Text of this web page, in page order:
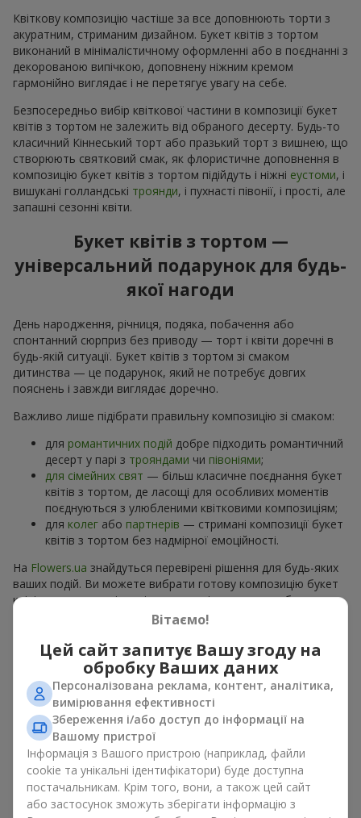
Квіткову композицію частіше за все доповнюють торти з
акуратним, стриманим дизайном. Букет квітів з тортом
виконаний в мінімалістичному оформленні або в поєднанні з
декорованою випічкою, доповнену ніжним кремом
гармонійно виглядає і не перетягує увагу на себе.
Безпосередньо вибір квіткової частини в композиції букет
квітів з тортом не залежить від обраного десерту. Будь-то
класичний Кіннеський торт або празький торт з вишнею, що
створюють святковий смак, як флористичне доповнення в
композицію букет квітів з тортом підійдуть і ніжні еустоми, і
вишукані голландські троянди, і пухнасті півонії, і прості, але
запашні сезонні квіти.
Букет квітів з тортом —
універсальний подарунок для будь-
якої нагоди
День народження, річниця, подяка, побачення або
спонтанний сюрприз без приводу — торт і квіти доречні в
будь-якій ситуації. Букет квітів з тортом зі смаком
дитинства — це подарунок, який не потребує довгих
пояснень і завжди виглядає доречно.
Важливо лише підібрати правильну композицію зі смаком:
для романтичних подій добре підходить романтичний
десерт у парі з трояндами чи півоніями;
для сімейних свят — більш класичне поєднання букет
квітів з тортом, де ласощі для особливих моментів
поєднуються з улюбленими квітковими композиціям;
для колег або партнерів — стримані композиції букет
квітів з тортом без надмірної емоційності.
На Flowers.ua знайдуться перевірені рішення для будь-яких
ваших подій. Ви можете вибрати готову композицію букет
квітів з тортом з відповідного розділу каталогу або
замовити окремо солодкий дарунок і вподобані квіти.
Торти з живими квітами —
краса та смак в одному
подарунку
Торти з живими квітами – це сучасне поєднання
флористики та гастрономічної естетики. Ексклюзивний
десерт в поєднанні звишуканим букетомвиглядає ефектно,
стильно й підкреслює особливість події, якдень
Вітаємо!
Цей сайт запитує Вашу згоду на
обробку Ваших даних
Персоналізована реклама, контент, аналітика,
вимірювання ефективності
Збереження і/або доступ до інформації на
Вашому пристрої
Інформація з Вашого пристрою (наприклад, файли
cookie та унікальні ідентифікатори) буде доступна
постачальникам. Крім того, вони, а також цей сайт
або застосунок зможуть зберігати інформацію з